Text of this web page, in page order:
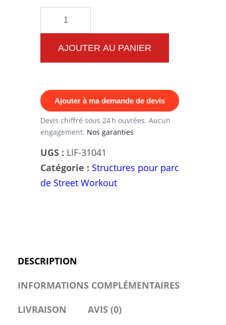
quantité
Structure
Workout
XXL
-
Ensemble
Complet
6
Activités
AJOUTER AU PANIER
Ajouter à ma demande de devis
Devis chiffré sous 24 h ouvrées. Aucun
engagement. Nos garanties
UGS : LIF-31041
Catégorie : Structures pour parc
de Street Workout
DESCRIPTION
INFORMATIONS COMPLÉMENTAIRES
LIVRAISON
AVIS (0)